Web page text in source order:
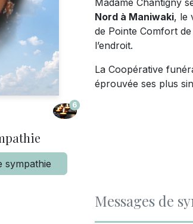
6
sympathie
Madame Chantigny
Nord à Maniwaki, le
de Pointe Comfort
l’endroit.
La Coopérative
éprouvée ses plus
Messages de